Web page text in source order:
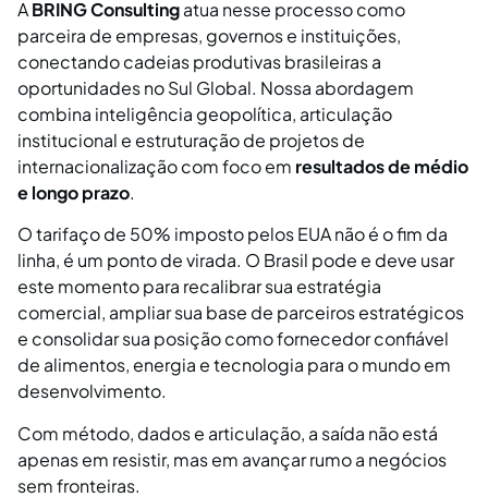
ABRING Consultingatua nesse processo como
parceira de empresas, governos e instituições,
conectando cadeias produtivas brasileiras a
oportunidades no Sul Global. Nossa abordagem
combina inteligência geopolítica, articulação
institucional e estruturação de projetos de
internacionalização com foco em resultados de médio
e longo prazo.
O tarifaço de 50% imposto pelos EUA não é o fim da
linha, é um ponto de virada. O Brasil pode e deve usar
este momento para recalibrar sua estratégia
comercial, ampliar sua base de parceiros estratégicos
e consolidar sua posição como fornecedor confiável
de alimentos, energia e tecnologia para o mundo em
desenvolvimento.
Com método, dados e articulação, a saída não está
apenas em resistir, mas em avançar rumo a negócios
sem fronteiras.